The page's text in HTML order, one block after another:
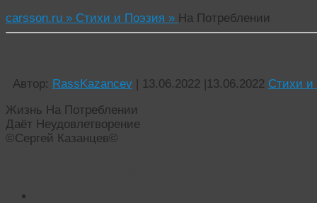
carsson.ru » Стихи и Поэзия » На Потреблении
Автор: RassKazancev | 13.06.2022 |13.06.2022 Стихи и
Жизнь На Потреблении
Даёт Неудовлетворение
©Сергей Казанцев©